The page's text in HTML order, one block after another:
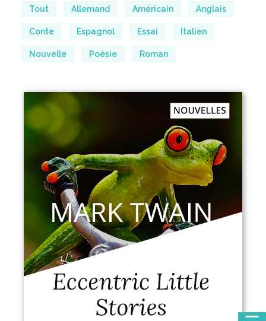
Tout Allemand Américain Anglais
Conte Espagnol Essai Italien
Nouvelle Poésie Roman